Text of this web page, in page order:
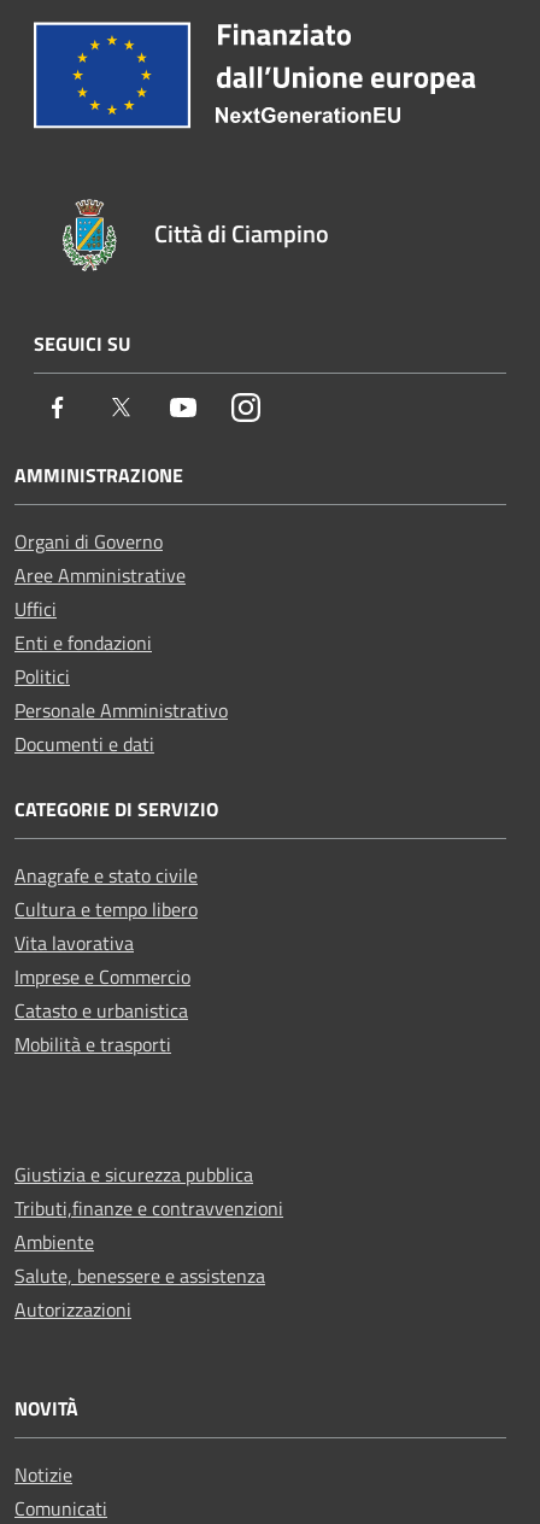
Città di Ciampino
SEGUICI SU
Facebook Twitter YoutubeInstagram
AMMINISTRAZIONE
Organi di Governo
Aree Amministrative
Uffici
Enti e fondazioni
Politici
Personale Amministrativo
Documenti e dati
CATEGORIE DI SERVIZIO
Anagrafe e stato civile
Cultura e tempo libero
Vita lavorativa
Imprese e Commercio
Catasto e urbanistica
Mobilità e trasporti
Giustizia e sicurezza pubblica
Tributi,finanze e contravvenzioni
Ambiente
Salute, benessere e assistenza
Autorizzazioni
NOVITÀ
Notizie
Comunicati